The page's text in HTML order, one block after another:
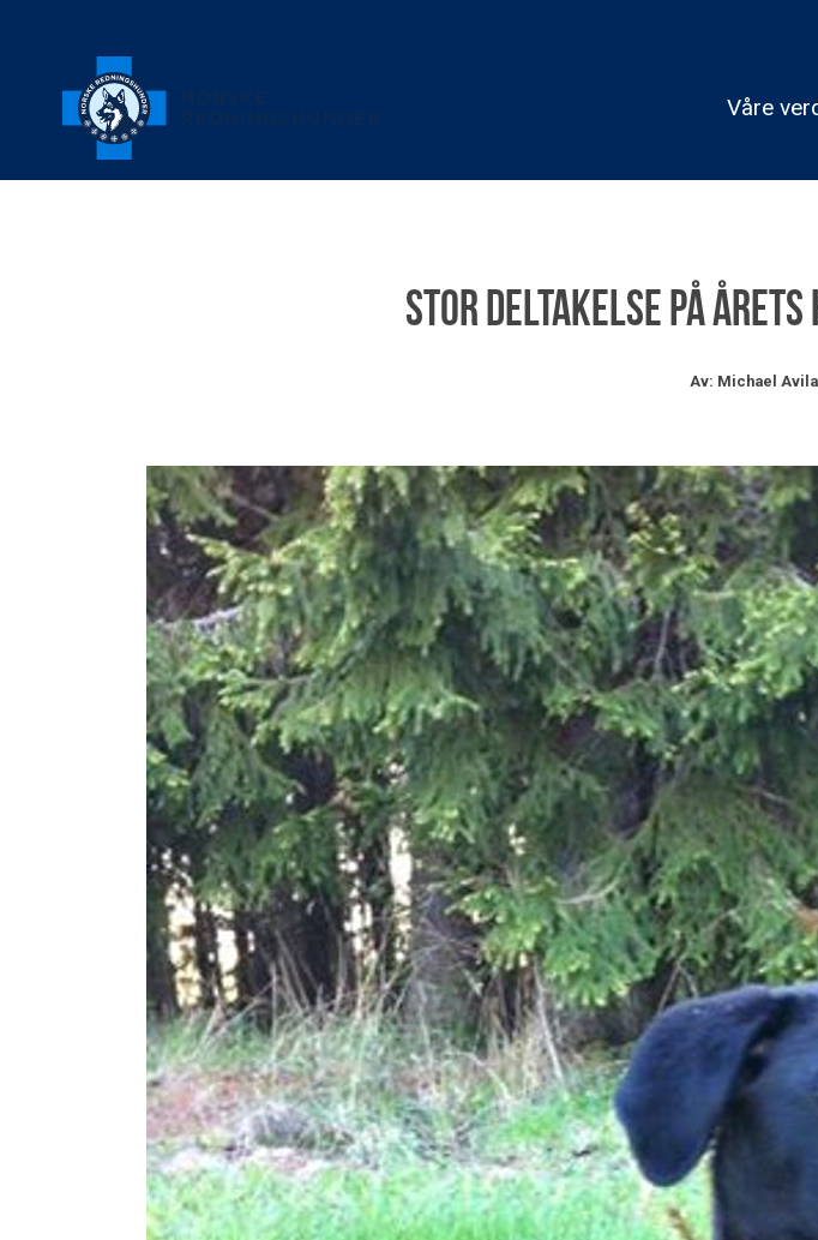
Våre
Stor deltakelse på
Av: Michael Avila